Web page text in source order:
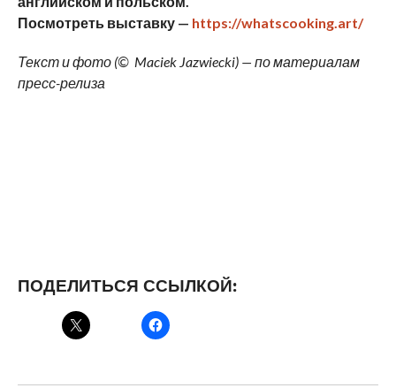
Посмотреть выставку — https://whatscooking.art/
Текст и фото (© Maciek Jazwiecki) — по материалам
пресс-релиза
ПОДЕЛИТЬСЯ ССЫЛКОЙ: